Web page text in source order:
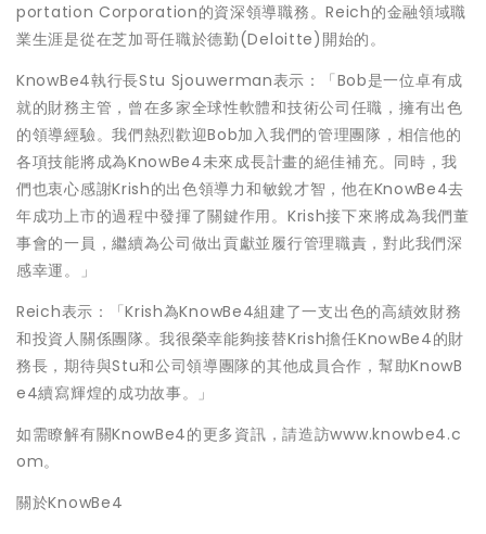
portation Corporation的資深領導職務。Reich的金融領域職
業生涯是從在芝加哥任職於德勤(Deloitte)開始的。
KnowBe4執行長Stu Sjouwerman表示：「Bob是一位卓有成
就的財務主管，曾在多家全球性軟體和技術公司任職，擁有出色
的領導經驗。我們熱烈歡迎Bob加入我們的管理團隊，相信他的
各項技能將成為KnowBe4未來成長計畫的絕佳補充。同時，我
們也衷心感謝Krish的出色領導力和敏銳才智，他在KnowBe4去
年成功上市的過程中發揮了關鍵作用。Krish接下來將成為我們董
事會的一員，繼續為公司做出貢獻並履行管理職責，對此我們深
感幸運。」
Reich表示：「Krish為KnowBe4組建了一支出色的高績效財務
和投資人關係團隊。我很榮幸能夠接替Krish擔任KnowBe4的財
務長，期待與Stu和公司領導團隊的其他成員合作，幫助KnowB
e4續寫輝煌的成功故事。」
如需瞭解有關KnowBe4的更多資訊，請造訪www.knowbe4.c
om。
關於KnowBe4